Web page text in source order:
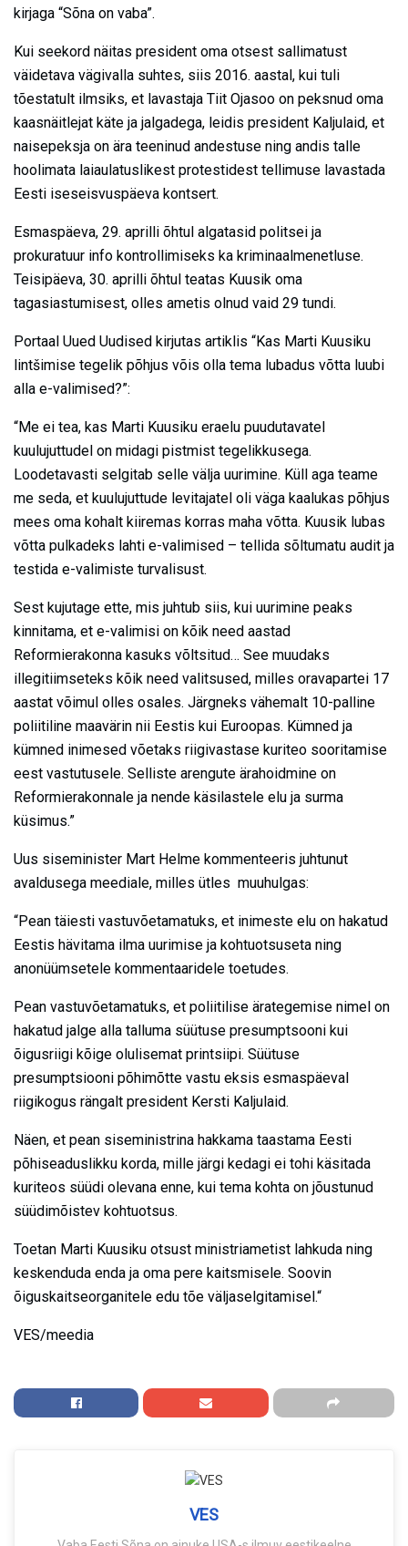
kirjaga “Sõna on vaba”.
Kui seekord näitas president oma otsest sallimatust
väidetava vägivalla suhtes, siis 2016. aastal, kui tuli
tõestatult ilmsiks, et lavastaja Tiit Ojasoo on peksnud oma
kaasnäitlejat käte ja jalgadega, leidis president Kaljulaid, et
naisepeksja on ära teeninud andestuse ning andis talle
hoolimata laiaulatuslikest protestidest tellimuse lavastada
Eesti iseseisvuspäeva kontsert.
Esmaspäeva, 29. aprilli õhtul algatasid politsei ja
prokuratuur info kontrollimiseks ka kriminaalmenetluse.
Teisipäeva, 30. aprilli õhtul teatas Kuusik oma
tagasiastumisest, olles ametis olnud vaid 29 tundi.
Portaal Uued Uudised kirjutas artiklis “Kas Marti Kuusiku
lintšimise tegelik põhjus võis olla tema lubadus võtta luubi
alla e-valimised?”:
“Me ei tea, kas Marti Kuusiku eraelu puudutavatel
kuulujuttudel on midagi pistmist tegelikkusega.
Loodetavasti selgitab selle välja uurimine. Küll aga teame
me seda, et kuulujuttude levitajatel oli väga kaalukas põhjus
mees oma kohalt kiiremas korras maha võtta. Kuusik lubas
võtta pulkadeks lahti e-valimised – tellida sõltumatu audit ja
testida e-valimiste turvalisust.
Sest kujutage ette, mis juhtub siis, kui uurimine peaks
kinnitama, et e-valimisi on kõik need aastad
Reformierakonna kasuks võltsitud… See muudaks
illegitiimseteks kõik need valitsused, milles oravapartei 17
aastat võimul olles osales. Järgneks vähemalt 10-palline
poliitiline maavärin nii Eestis kui Euroopas. Kümned ja
kümned inimesed võetaks riigivastase kuriteo sooritamise
eest vastutusele. Selliste arengute ärahoidmine on
Reformierakonnale ja nende käsilastele elu ja surma
küsimus.”
Uus siseminister Mart Helme kommenteeris juhtunut
avaldusega meediale, milles ütles muuhulgas:
“Pean täiesti vastuvõetamatuks, et inimeste elu on hakatud
Eestis hävitama ilma uurimise ja kohtuotsuseta ning
anonüümsetele kommentaaridele toetudes.
Pean vastuvõetamatuks, et poliitilise ärategemise nimel on
hakatud jalge alla talluma süütuse presumptsooni kui
õigusriigi kõige olulisemat printsiipi. Süütuse
presumptsiooni põhimõtte vastu eksis esmaspäeval
riigikogus rängalt president Kersti Kaljulaid.
Näen, et pean siseministrina hakkama taastama Eesti
põhiseaduslikku korda, mille järgi kedagi ei tohi käsitada
kuriteos süüdi olevana enne, kui tema kohta on jõustunud
süüdimõistev kohtuotsus.
Toetan Marti Kuusiku otsust ministriametist lahkuda ning
keskenduda enda ja oma pere kaitsmisele. Soovin
õiguskaitseorganitele edu tõe väljaselgitamisel.“
VES/meedia
VES